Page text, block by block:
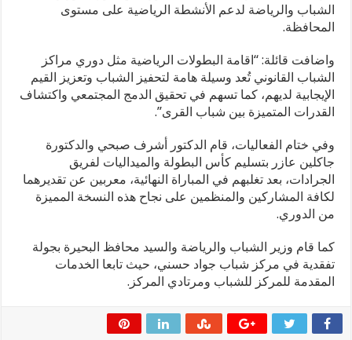
الشباب والرياضة لدعم الأنشطة الرياضية على مستوى
المحافظة.
واضافت قائلة: “اقامة البطولات الرياضية مثل دوري مراكز
الشباب القانوني تُعد وسيلة هامة لتحفيز الشباب وتعزيز القيم
الإيجابية لديهم، كما تسهم في تحقيق الدمج المجتمعي واكتشاف
القدرات المتميزة بين شباب القرى”.
وفي ختام الفعاليات، قام الدكتور أشرف صبحي والدكتورة
جاكلين عازر بتسليم كأس البطولة والميداليات لفريق
الجرادات، بعد تغلبهم في المباراة النهائية، معربين عن تقديرهما
لكافة المشاركين والمنظمين على نجاح هذه النسخة المميزة
من الدوري.
كما قام وزير الشباب والرياضة والسيد محافظ البحيرة بجولة
تفقدية في مركز شباب جواد حسني، حيث تابعا الخدمات
المقدمة للمركز للشباب ومرتادي المركز.